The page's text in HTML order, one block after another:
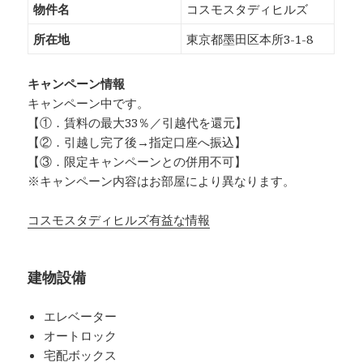
物件名
コスモスタディヒルズ
所在地
東京都墨田区本所3-1-8
キャンペーン情報
キャンペーン中です。
【①．賃料の最大33％／引越代を還元】
【②．引越し完了後→指定口座へ振込】
【③．限定キャンペーンとの併用不可】
※キャンペーン内容はお部屋により異なります。
コスモスタディヒルズ有益な情報
建物設備
エレベーター
オートロック
宅配ボックス